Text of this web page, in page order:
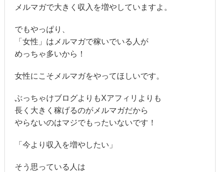
メルマガで大きく収入を増やしていますよ。
でもやっぱり、
「女性」はメルマガで稼いでいる人が
めっちゃ多いから！
女性にこそメルマガをやってほしいです。
ぶっちゃけブログよりもXアフィリよりも
長く大きく稼げるのがメルマガだから
やらないのはマジでもったいないです！
「今より収入を増やしたい」
そう思っている人は